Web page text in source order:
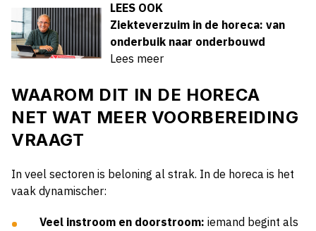
LEES OOK
Ziekteverzuim in de horeca: van
onderbuik naar onderbouwd
Lees meer
WAAROM DIT IN DE HORECA
NET WAT MEER VOORBEREIDING
VRAAGT
In veel sectoren is beloning al strak. In de horeca is het
vaak dynamischer:
Veel instroom en doorstroom: iemand begint als